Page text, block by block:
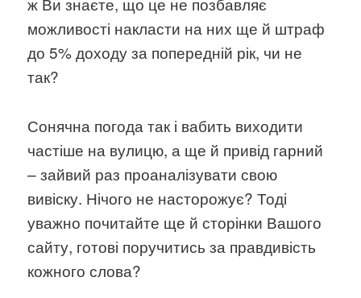
можливості накласти на них ще й штраф
до 5% доходу за попередній рік, чи не
так?
Сонячна погода так і вабить виходити
частіше на вулицю, а ще й привід гарний
– зайвий раз проаналізувати свою
вивіску. Нічого не насторожує? Тоді
уважно почитайте ще й сторінки Вашого
сайту, готові поручитись за правдивість
кожного слова?